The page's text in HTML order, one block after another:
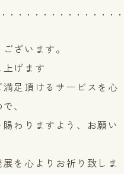
ざいます。
げます
足頂けるサービスを心
、
わりますよう、お願い
を心よりお祈り致しま